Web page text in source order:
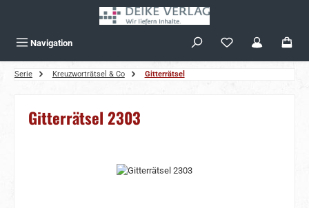
Navigation
Serie Kreuzworträtsel & Co Gitterrätsel
Gitterrätsel 2303
Bildergalerie überspringen